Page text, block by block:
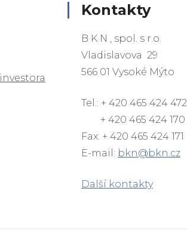
Kontakty
B K N , spol. s r.o.
Vladislavova 29
566 01 Vysoké Mýto
Tel.: + 420 465 424 472
+ 420 465 424 170
Fax: + 420 465 424 171
E-mail: bkn@bkn.cz
Další kontakty